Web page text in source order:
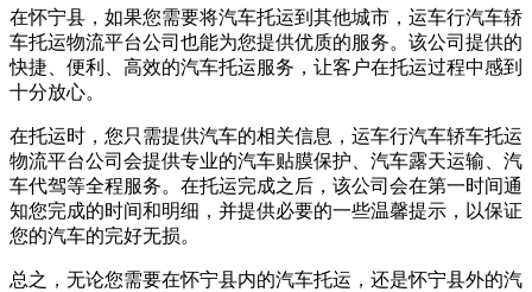
在怀宁县，如果您需要将汽车托运到其他城市，运车行汽车轿
车托运物流平台公司也能为您提供优质的服务。该公司提供的
快捷、便利、高效的汽车托运服务，让客户在托运过程中感到
十分放心。
在托运时，您只需提供汽车的相关信息，运车行汽车轿车托运
物流平台公司会提供专业的汽车贴膜保护、汽车露天运输、汽
车代驾等全程服务。在托运完成之后，该公司会在第一时间通
知您完成的时间和明细，并提供必要的一些温馨提示，以保证
您的汽车的完好无损。
总之，无论您需要在怀宁县内的汽车托运，还是怀宁县外的汽